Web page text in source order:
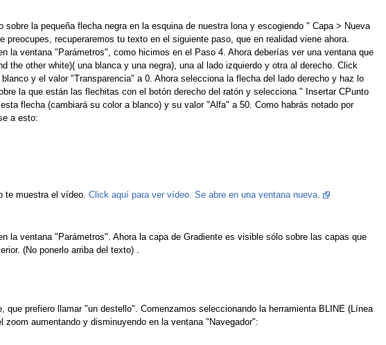
la pequeña flecha negra en la esquina de nuestra lona y escogiendo " Capa > Nueva
recuperaremos tu texto en el siguiente paso, que en realidad viene ahora.
la ventana "Parámetros", como hicimos en el Paso 4. Ahora deberías ver una ventana que
other white)( una blanca y una negra), una al lado izquierdo y otra al derecho. Click
y el valor "Transparencia" a 0. Ahora selecciona la flecha del lado derecho y haz lo
la que están las flechitas con el botón derecho del ratón y selecciona " Insertar CPunto
flecha (cambiará su color a blanco) y su valor "Alfa" a 50. Como habrás notado por
a esto:
te muestra el vídeo. Click aquí para ver vídeo. Se abre en una ventana nueva.
ventana "Parámetros". Ahora la capa de Gradiente es visible sólo sobre las capas que
(No ponerlo arriba del texto) .
prefiero llamar "un destello". Comenzamos seleccionando la herramienta BLINE (Línea
aumentando y disminuyendo en la ventana "Navegador":